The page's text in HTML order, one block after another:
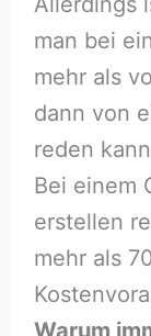
man bei
mehr als
dann von
reden
Bei einem
erstellen
mehr als
Warum